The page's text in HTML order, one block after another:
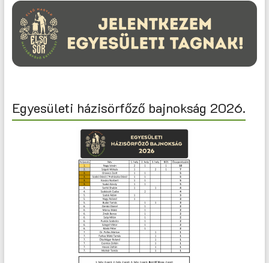
Egyesületi házisörfőző bajnokság 2026.